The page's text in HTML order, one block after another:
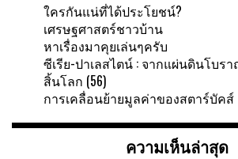
ใครกันแน่ที่ได้ประโยชน์?
เศรษฐศาสตร์ชาวบ้าน
หาเรื่องมาคุยเล่นๆครับ
ซีเรีย-ปาเลสไตน์ : จากแผ่นดินโบ
สิ้นโลก (56)
การเคลื่อนย้ายมูลค่าของสตาร์บัคส์
ความเห็นล่าสุด